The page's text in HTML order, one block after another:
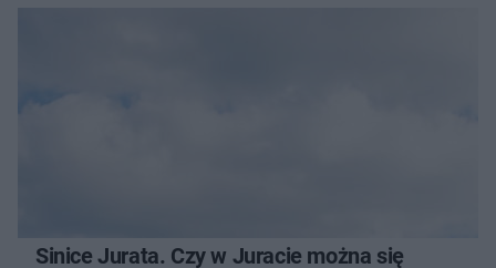
Sinice Jurata. Czy w Juracie można się